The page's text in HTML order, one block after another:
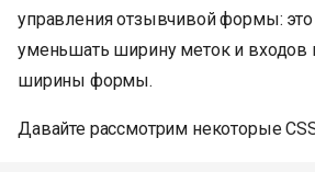
управления отзывчивой формы: это
уменьшать ширину меток и
ширины формы.
Давайте рассмотрим некоторые